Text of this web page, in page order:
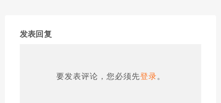
发表回复
要发表评论，您必须先登录。